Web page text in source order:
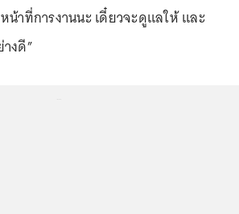
น้าที่การงานนะ เดี๋ยวจะดูแลให้ และ
งดี”